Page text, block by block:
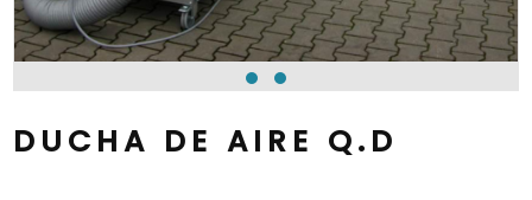
DUCHA DE AIRE Q.D